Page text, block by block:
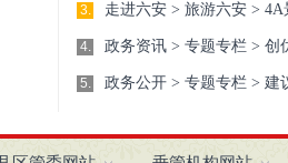
3. 走进六安 > 旅游六安 > 4A
4.
5.